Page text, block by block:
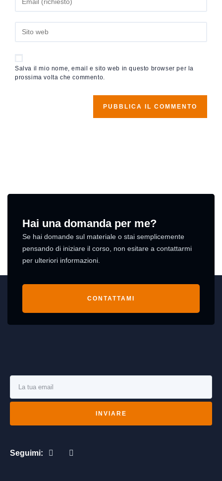
Salva il mio nome, email e sito web in questo browser per la
prossima volta che commento.
Hai una domanda per me?
Se hai domande sul materiale o stai semplicemente
pensando di iniziare il corso, non esitare a contattarmi
per ulteriori informazioni.
CONTATTAMI
INVIARE
Seguimi: